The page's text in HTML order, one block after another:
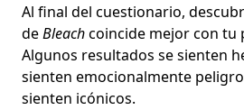
Al final del cuestionario,
deBleachcoincide mejor con tu
Algunos resultados se sienten
sienten emocionalmente
sienten icónicos.